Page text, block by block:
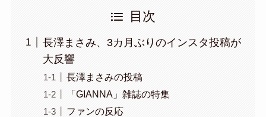
目次
長澤まさみ、3カ月ぶりのインスタ投稿が
大反響
長澤まさみの投稿
「GIANNA」雑誌の特集
ファンの反応